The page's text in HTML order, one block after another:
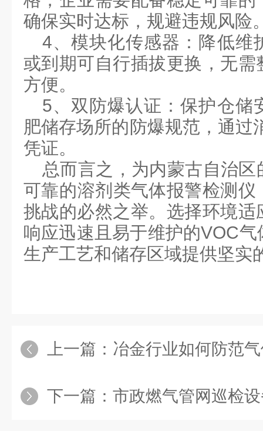
确保实时达标，规避违规风险
4、模块化传感器：降低维
或到期可自行插拔更换，无
方便。
5、双防爆认证：保护仓储
肥储存场所的防爆规范，通过
凭证。
总而言之，为内蒙古自治
可靠的溶剂类气体报警检测仪
挑战的必然之举。选择环境适
响应迅速且易于维护的‌VOC气
生产工艺和储存区域提供坚实
上一篇： 冶金行业如何防范气体泄漏风险？
下一篇： 市政燃气管网巡检设备选型：